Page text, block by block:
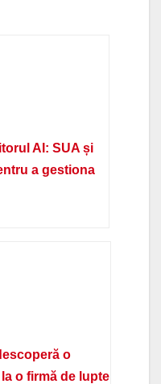
AI: SUA și
a gestiona
o
o firmă de lupte